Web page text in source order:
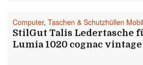
Computer, Taschen & Schutzhüllen
StilGut Talis Ledertasche
Lumia 1020 cognac vintage